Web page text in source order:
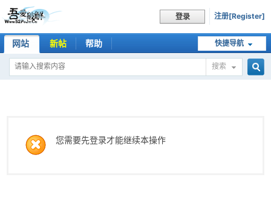
登录 注册[Register]
快捷导航
网站 新帖 帮助
搜索
您需要先登录才能继续本操作